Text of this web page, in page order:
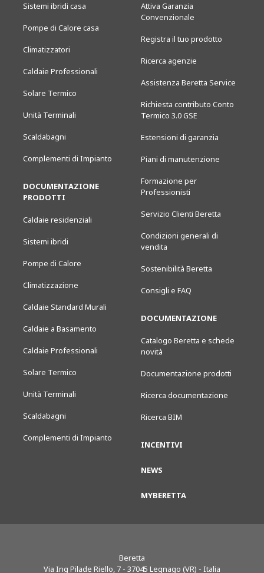
Sistemi ibridi casa
Pompe di Calore casa
Climatizzatori
Caldaie Professionali
Solare Termico
Unità Terminali
Scaldabagni
Complementi di Impianto
DOCUMENTAZIONE
PRODOTTI
Caldaie residenziali
Sistemi ibridi
Pompe di Calore
Climatizzazione
Caldaie Standard Murali
Caldaie a Basamento
Caldaie Professionali
Solare Termico
Unità Terminali
Scaldabagni
Complementi di Impianto
Attiva Garanzia
Convenzionale
Registra il tuo prodotto
Ricerca agenzie
Assistenza Beretta Service
Richiesta contributo Conto
Termico 3.0 GSE
Estensioni di garanzia
Piani di manutenzione
Formazione per
Professionisti
Servizio Clienti Beretta
Condizioni generali di
vendita
Sostenibilità Beretta
Consigli e FAQ
DOCUMENTAZIONE
Catalogo Beretta e schede
novità
Documentazione prodotti
Ricerca documentazione
Ricerca BIM
INCENTIVI
NEWS
MYBERETTA
Beretta
Via Ing Pilade Riello, 7 - 37045 Legnago (VR) - Italia